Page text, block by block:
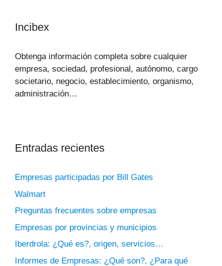
Incibex
Obtenga información completa sobre cualquier
empresa, sociedad, profesional, autónomo, cargo
societario, negocio, establecimiento, organismo,
administración…
Entradas recientes
Empresas participadas por Bill Gates
Walmart
Preguntas frecuentes sobre empresas
Empresas por provincias y municipios
Iberdrola: ¿Qué es?, origen, servicios…
Informes de Empresas: ¿Qué son?, ¿Para qué